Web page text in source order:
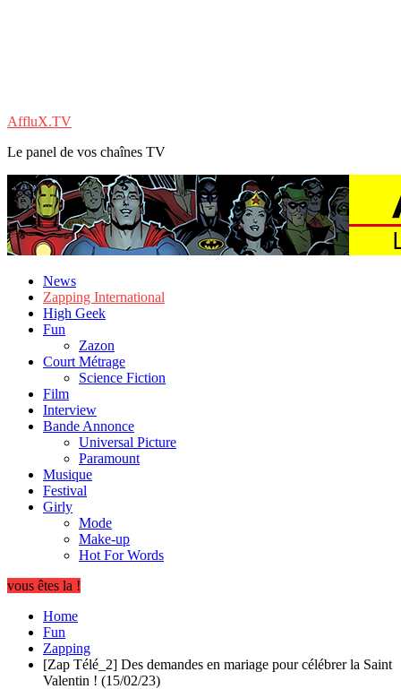
AffluX.TV
Le panel de vos chaînes TV
News
Zapping International
High Geek
Fun
Zazon
Court Métrage
Science Fiction
Film
Interview
Bande Annonce
Universal Picture
Paramount
Musique
Festival
Girly
Mode
Make-up
Hot For Words
vous êtes la !
Home
Fun
Zapping
[Zap Télé_2] Des demandes en mariage pour célébrer la Saint
Valentin ! (15/02/23)